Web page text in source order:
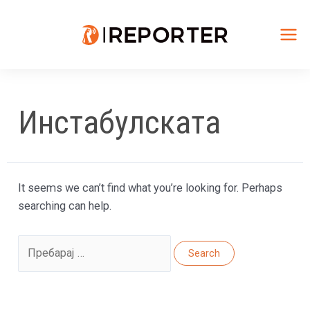
Инстабулската
It seems we can’t find what you’re looking for. Perhaps
searching can help.